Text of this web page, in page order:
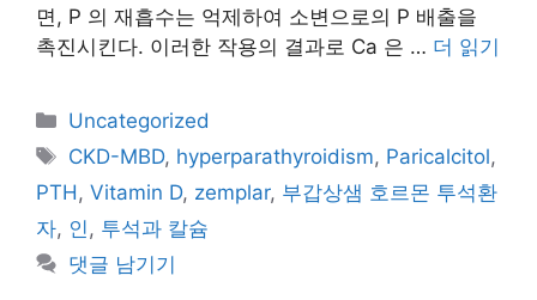
면, P 의 재흡수는 억제하여 소변으로의 P 배출을
촉진시킨다. 이러한 작용의 결과로 Ca 은 … 더 읽기
카
테
리
Uncategorized
태
그
CKD-MBD, hyperparathyroidism, Paricalcitol,
PTH, Vitamin D, zemplar, 부갑상샘 호르몬 투석환
자, 인, 투석과 칼슘
댓글 남기기